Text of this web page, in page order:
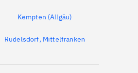
Kempten (Allgäu)
Rudelsdorf, Mittelfranken